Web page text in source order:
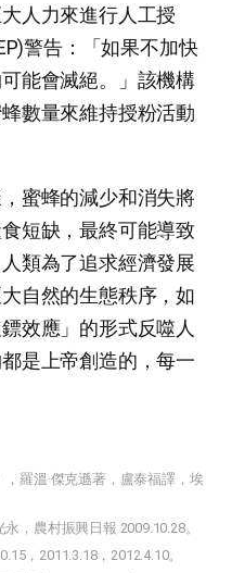
人力來進行人工授
警告：「如果不加快
能會滅絕。」該機構
數量來維持授粉活動
蜜蜂的減少和消失將
短缺，最終可能導致
類為了追求經濟發展
自然的生態秩序，如
效應」的形式反噬人
是上帝創造的，每一
羅溫·傑克遜著，盧泰福譯，埃
，農村振興日報 2009.10.28。
，2011.3.18，2012.4.10。